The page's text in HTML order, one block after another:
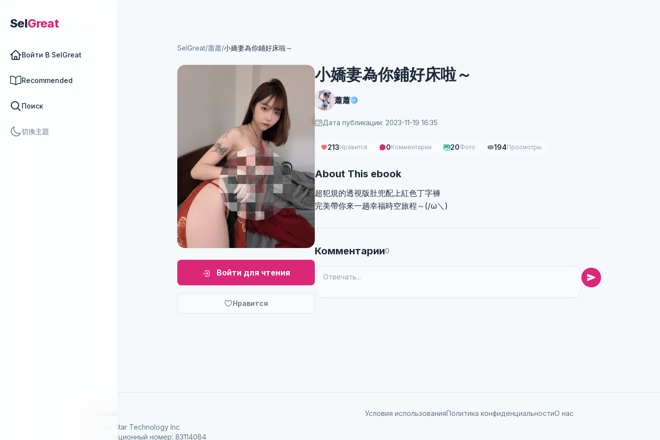
SelGreat
Войти В SelGreat
Recommended
Поиск
切換主題
SelGreat/蕭蕭/小嬌妻為你鋪好床啦～
Войти для чтения
Нравится
小嬌妻為你鋪好床啦～
蕭蕭
Дата публикации: 2023-11-19 16:35
213Нравится 0Комментарии 20Фото 194Просмотры
About This ebook
超犯規的透視版肚兜配上紅色丁字褲
完美帶你來一趟幸福時空旅程～(/ω＼)
Комментарии0
Neutron Star Technology Inc.
Регистрационный номер: 83114084
Условия использованияПолитика конфиденциальностиО нас